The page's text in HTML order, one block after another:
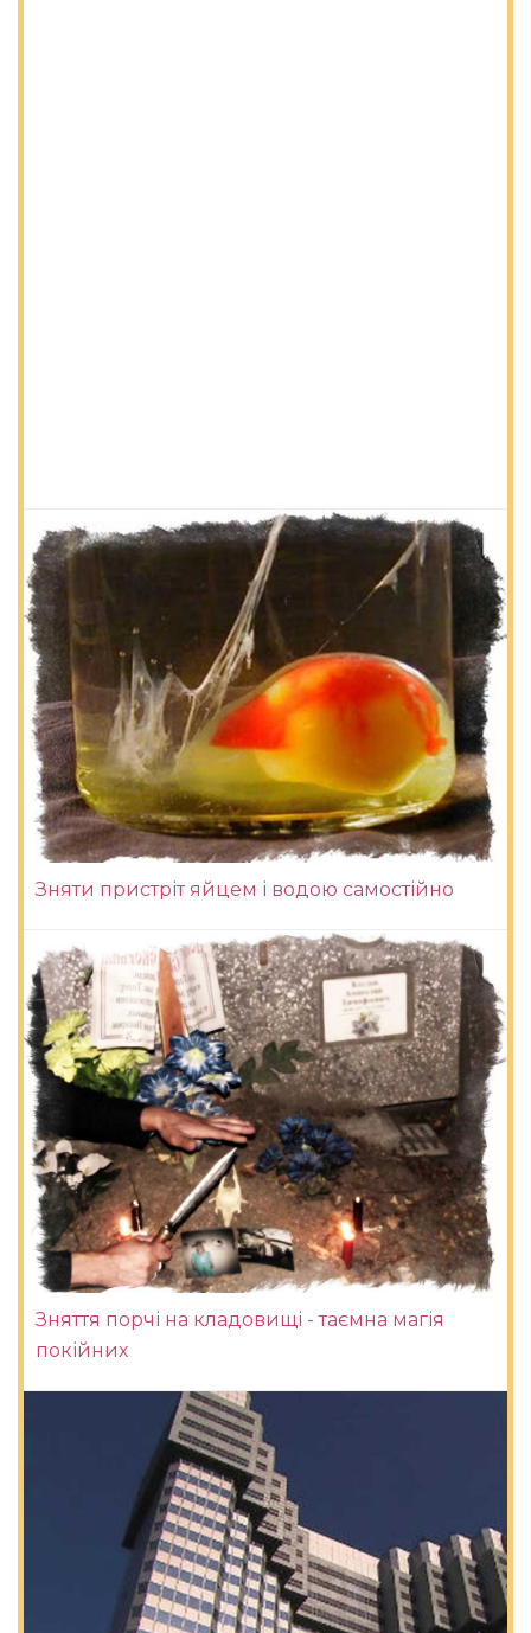
Зняти пристріт яйцем і водою самостійно
Зняття порчі на кладовищі - таємна магія
покійних